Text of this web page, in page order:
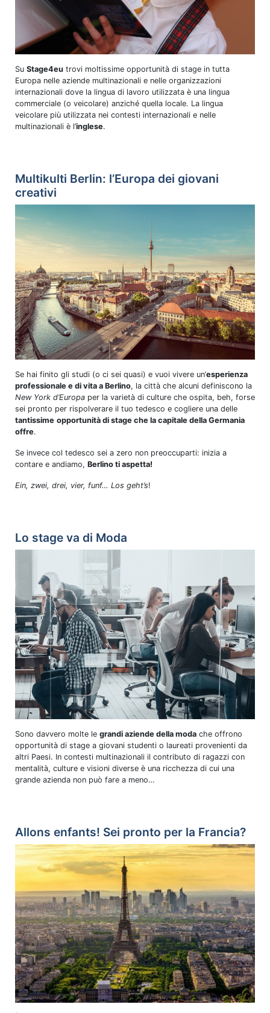
Su Stage4eu trovi moltissime opportunità di stage in tutta
Europa nelle aziende multinazionali e nelle organizzazioni
internazionali dove la lingua di lavoro utilizzata è una lingua
commerciale (o veicolare) anziché quella locale. La lingua
veicolare più utilizzata nei contesti internazionali e nelle
multinazionali è l’inglese.
Multikulti Berlin: l’Europa dei giovani
creativi
Se hai finito gli studi (o ci sei quasi) e vuoi vivere un’esperienza
professionale e di vita a Berlino, la città che alcuni definiscono la
New York d’Europa per la varietà di culture che ospita, beh, forse
sei pronto per rispolverare il tuo tedesco e cogliere una delle
tantissime opportunità di stage che la capitale della Germania
offre.
Se invece col tedesco sei a zero non preoccuparti: inizia a
contare e andiamo, Berlino ti aspetta!
Ein, zwei, drei, vier, funf… Los geht’s!
Lo stage va di Moda
Sono davvero molte le grandi aziende della moda che offrono
opportunità di stage a giovani studenti o laureati provenienti da
altri Paesi. In contesti multinazionali il contributo di ragazzi con
mentalità, culture e visioni diverse è una ricchezza di cui una
grande azienda non può fare a meno…
Allons enfants! Sei pronto per la Francia?